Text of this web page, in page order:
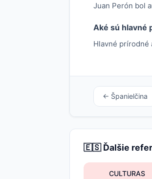
Juan Perón bol
Aké sú hlavné
Hlavné prírodné
← Španielčina
🇪🇸 Ďalšie
CULTURAS